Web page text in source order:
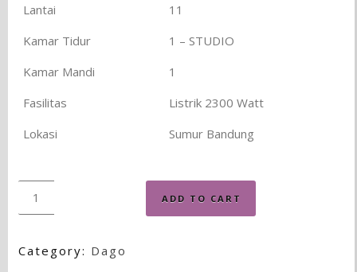
Lantai
11
Kamar Tidur
1 – STUDIO
Kamar Mandi
1
Fasilitas
Listrik 2300 Watt
Lokasi
Sumur Bandung
ADD TO CART
Category: Dago